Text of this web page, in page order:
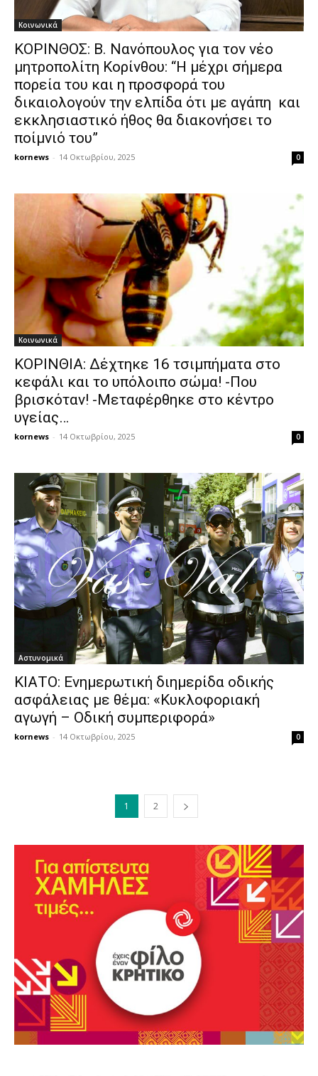
Κοινωνικά
ΚΟΡΙΝΘΟΣ: Β. Νανόπουλος για τον νέο
μητροπολίτη Κορίνθου: “Η μέχρι σήμερα
πορεία του και η προσφορά του
δικαιολογούν την ελπίδα ότι με αγάπη και
εκκλησιαστικό ήθος θα διακονήσει το
ποίμνιό του”
kornews - 14 Οκτωβρίου, 2025 0
Κοινωνικά
ΚΟΡΙΝΘΙΑ: Δέχτηκε 16 τσιμπήματα στο
κεφάλι και το υπόλοιπο σώμα! -Που
βρισκόταν! -Μεταφέρθηκε στο κέντρο
υγείας…
kornews - 14 Οκτωβρίου, 2025 0
Αστυνομικά
ΚΙΑΤΟ: Ενημερωτική διημερίδα οδικής
ασφάλειας με θέμα: «Κυκλοφοριακή
αγωγή – Οδική συμπεριφορά»
kornews - 14 Οκτωβρίου, 2025 0
1 2